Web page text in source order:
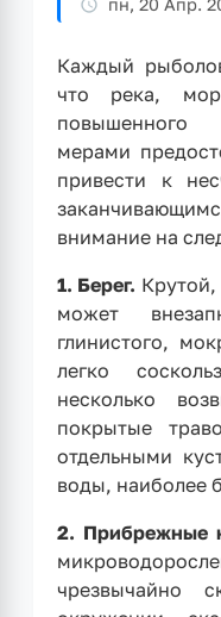
пн, 20 Апр.
Каждый
что река,
повышенного
мерами
привести к
внимание на
1. Берег.
может
глинистого,
легко
несколько
покрытые
отдельными
воды, наиболее
2. Прибрежные
чрезвычайно